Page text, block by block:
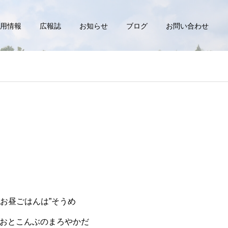
情報 広報誌 お知らせ ブログ お問い合わせ
昼ごはんは”そうめ
とこんぶのまろやかだ